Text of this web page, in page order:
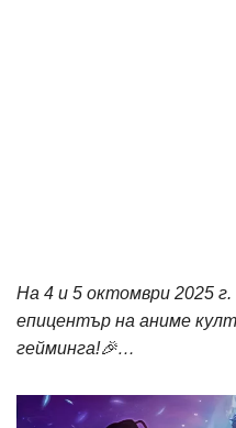
На 4 и 5 октомври 2025
епицентър на аниме
гейминга!🎉…